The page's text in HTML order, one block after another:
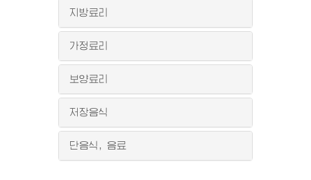
지방료리
가정료리
보양료리
저장음식
단음식, 음료